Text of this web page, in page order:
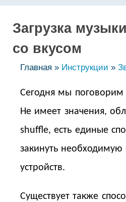
Загрузка
со вкусом
Главная » Инструкции »
Сегодня мы поговорим
Не имеет значения,
shuffle, есть единые
закинуть
устройств.
Существует также